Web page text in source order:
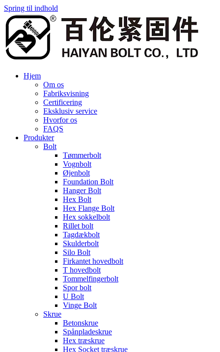
Spring til indhold
Hjem
Om os
Fabriksvisning
Certificering
Eksklusiv service
Hvorfor os
FAQS
Produkter
Bolt
Tømmerbolt
Vognbolt
Øjenbolt
Foundation Bolt
Hanger Bolt
Hex Bolt
Hex Flange Bolt
Hex sokkelbolt
Rillet bolt
Tagdækbolt
Skulderbolt
Silo Bolt
Firkantet hovedbolt
T hovedbolt
Tommelfingerbolt
Spor bolt
U Bolt
Vinge Bolt
Skrue
Betonskrue
Spånpladeskrue
Hex træskrue
Hex Socket træskrue